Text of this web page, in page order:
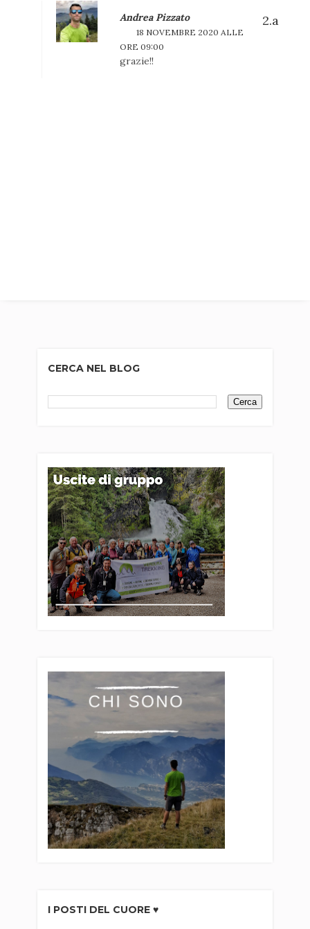
Andrea Pizzato
18 NOVEMBRE 2020 ALLE
ORE 09:00
grazie!!
CERCA NEL BLOG
I POSTI DEL CUORE ♥